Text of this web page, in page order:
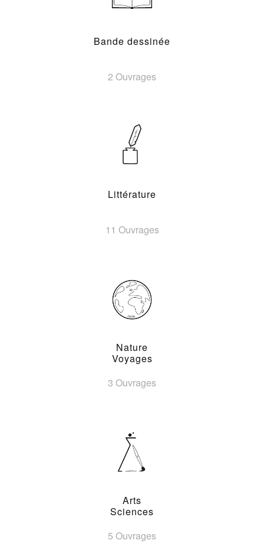
Bande dessinée
2 Ouvrages
Littérature
11 Ouvrages
Nature
Voyages
3 Ouvrages
Arts
Sciences
5 Ouvrages